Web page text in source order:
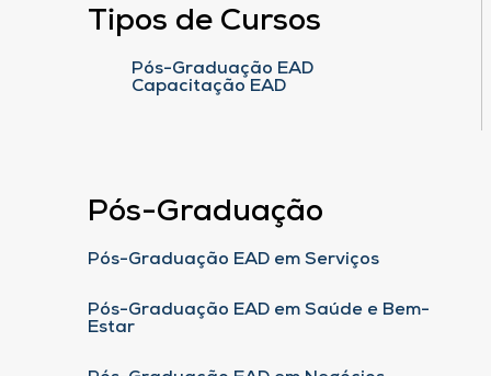
Tipos de Cursos
Pós-Graduação EAD
Capacitação EAD
Pós-Graduação
Pós-Graduação EAD em Serviços
Pós-Graduação EAD em Saúde e Bem-
Estar